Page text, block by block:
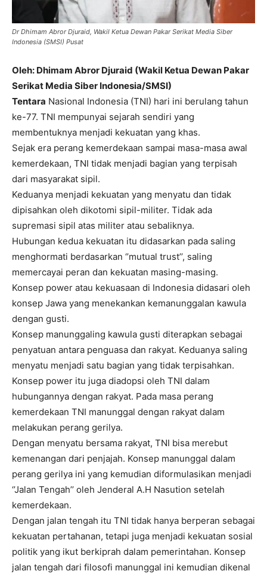
Dr Dhimam Abror Djuraid, Wakil Ketua Dewan Pakar Serikat Media Siber
Indonesia (SMSI) Pusat
Oleh: Dhimam Abror Djuraid (Wakil Ketua Dewan Pakar
Serikat Media Siber Indonesia/SMSI)
Tentara Nasional Indonesia (TNI) hari ini berulang tahun
ke-77. TNI mempunyai sejarah sendiri yang
membentuknya menjadi kekuatan yang khas.
Sejak era perang kemerdekaan sampai masa-masa awal
kemerdekaan, TNI tidak menjadi bagian yang terpisah
dari masyarakat sipil.
Keduanya menjadi kekuatan yang menyatu dan tidak
dipisahkan oleh dikotomi sipil-militer. Tidak ada
supremasi sipil atas militer atau sebaliknya.
Hubungan kedua kekuatan itu didasarkan pada saling
menghormati berdasarkan ‘’mutual trust’’, saling
memercayai peran dan kekuatan masing-masing.
Konsep power atau kekuasaan di Indonesia didasari oleh
konsep Jawa yang menekankan kemanunggalan kawula
dengan gusti.
Konsep manunggaling kawula gusti diterapkan sebagai
penyatuan antara penguasa dan rakyat. Keduanya saling
menyatu menjadi satu bagian yang tidak terpisahkan.
Konsep power itu juga diadopsi oleh TNI dalam
hubungannya dengan rakyat. Pada masa perang
kemerdekaan TNI manunggal dengan rakyat dalam
melakukan perang gerilya.
Dengan menyatu bersama rakyat, TNI bisa merebut
kemenangan dari penjajah. Konsep manunggal dalam
perang gerilya ini yang kemudian diformulasikan menjadi
‘’Jalan Tengah’’ oleh Jenderal A.H Nasution setelah
kemerdekaan.
Dengan jalan tengah itu TNI tidak hanya berperan sebagai
kekuatan pertahanan, tetapi juga menjadi kekuatan sosial
politik yang ikut berkiprah dalam pemerintahan. Konsep
jalan tengah dari filosofi manunggal ini kemudian dikenal